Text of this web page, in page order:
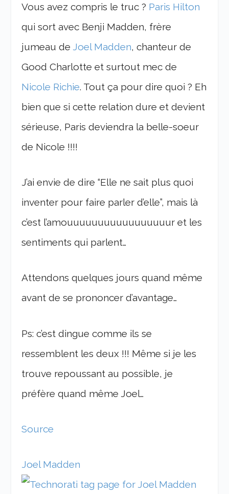
Vous avez compris le truc ? Paris Hilton
qui sort avec Benji Madden, frère
jumeau de Joel Madden, chanteur de
Good Charlotte et surtout mec de
Nicole Richie. Tout ça pour dire quoi ? Eh
bien que si cette relation dure et devient
sérieuse, Paris deviendra la belle-soeur
de Nicole !!!!
J’ai envie de dire “Elle ne sait plus quoi
inventer pour faire parler d’elle”, mais là
c’est l’amouuuuuuuuuuuuuuuuur et les
sentiments qui parlent…
Attendons quelques jours quand même
avant de se prononcer d’avantage…
Ps: c’est dingue comme ils se
ressemblent les deux !!! Même si je les
trouve repoussant au possible, je
préfère quand même Joel…
Source
Joel Madden